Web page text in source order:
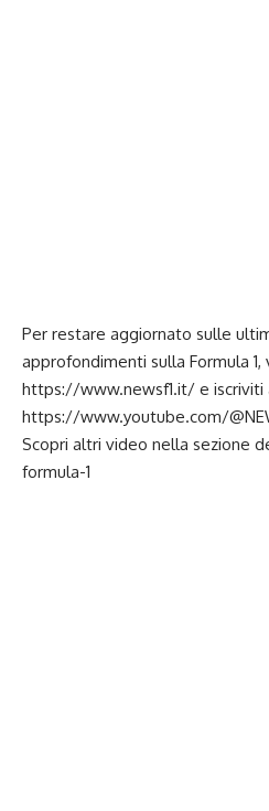
Per restare aggiornato sulle
approfondimenti sulla Formula 1,
https://www.newsf1.it/ e iscriviti
https://www.youtube.com/
Scopri altri video nella sezione
formula-1